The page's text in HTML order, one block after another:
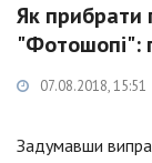
Як прибрати
"Фотошопі":
07.08.2018, 15:51
Задумавши